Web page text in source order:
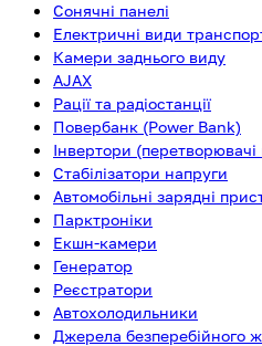
Сонячні панелі
Електричні види
Камери заднього виду
AJAX
Рації та радіостанції
Повербанк (Power Bank)
Інвертори (перетворювачі
Стабілізатори напруги
Автомобільні зарядні
Парктроніки
Екшн-камери
Генератор
Реєстратори
Автохолодильники
Джерела безперебійного